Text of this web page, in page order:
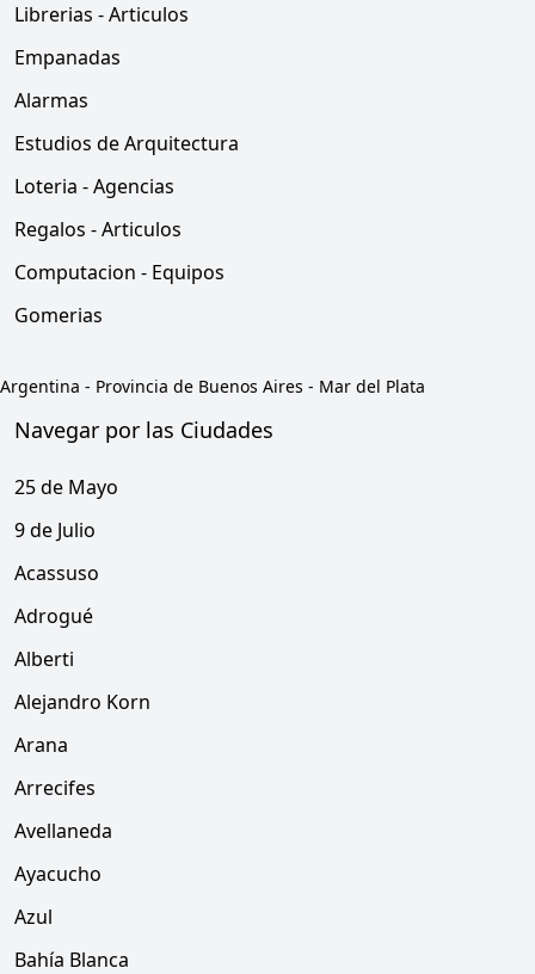
Librerias - Articulos
Empanadas
Alarmas
Estudios de Arquitectura
Loteria - Agencias
Regalos - Articulos
Computacion - Equipos
Gomerias
Argentina - Provincia de Buenos Aires - Mar del Plata
Navegar por las Ciudades
25 de Mayo
9 de Julio
Acassuso
Adrogué
Alberti
Alejandro Korn
Arana
Arrecifes
Avellaneda
Ayacucho
Azul
Bahía Blanca